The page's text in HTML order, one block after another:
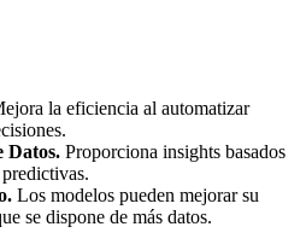
la eficiencia al automatizar
Datos. Proporciona insights basados
Los modelos pueden mejorar su
se dispone de más datos.